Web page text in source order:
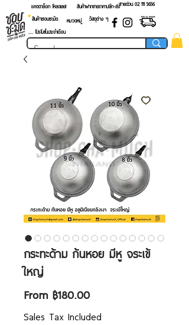
แคตตาล็อก โหลดเลย! สายด่วน 02 ​111 5656
สินค้าฝากขายราคาปลีก-ส่ง
สินค้าชอบชะมัด
หมวดหมู่
วัสดุต่าง ๆ
.... โปรโมชั่นประจำเดือน
กระทะด้าม ก้นหอย มีหู จระเข้
ใหญ่
From ฿180.00Sale
Price
Sales Tax Included